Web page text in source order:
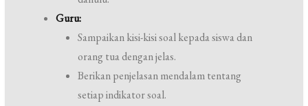
Guru:
Sampaikan kisi-kisi soal kepada siswa dan
orang tua dengan jelas.
Berikan penjelasan mendalam tentang
setiap indikator soal.